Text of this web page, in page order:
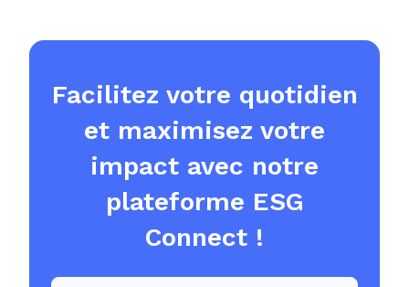
Facilitez votre quotidien
et maximisez votre
impact avec notre
plateforme ESG
Connect !